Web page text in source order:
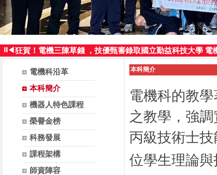
⏸◀狂賀！電機三陳草錢 ，技優甄審錄取國立勤益科技大學 電
狂賀！電機三曾智群同學，技優保送錄取國立高雄師範大
狂賀！電機三廖神賜同學，參加109年科技校院繁星計畫
再傳佳績!!電機三曾智群參加全國工業類科學生技藝競賽
電機科沿革
本科簡介
機器人特色課程
榮譽金榜
科務發展
課程架構
師資陣容
本科簡介
電機科的教
之教學，強
丙級技術士
位學生理論